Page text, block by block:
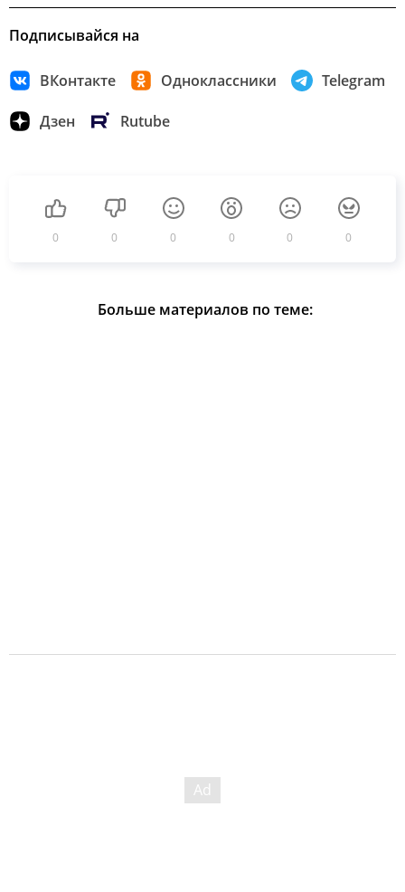
Подписывайся на
ВКонтакте Одноклассники Telegram
Дзен Rutube
0 0 0 0 0 0
Больше материалов по теме: